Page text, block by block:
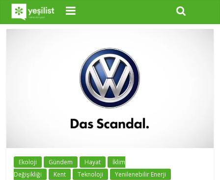
Ekoloji Gündem Hayat
İklim
Değişikliği
Kent Teknoloji Yenilenebilir Enerji